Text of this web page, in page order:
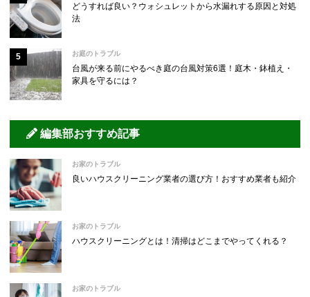
どうすれば良い？ウォシュレットから水漏れする原因と対処
法
お庭のトラブル
台風が来る前にやるべき庭の台風対策6選！庭木・鉢植え・
家具を守るには？
編集部おすすめ記事
お家のトラブル
良いハウスクリーニング業者の選び方！おすすめ業者も紹介
お家のトラブル
ハウスクリーニングとは！清掃はどこまでやってくれる？
お家のトラブル